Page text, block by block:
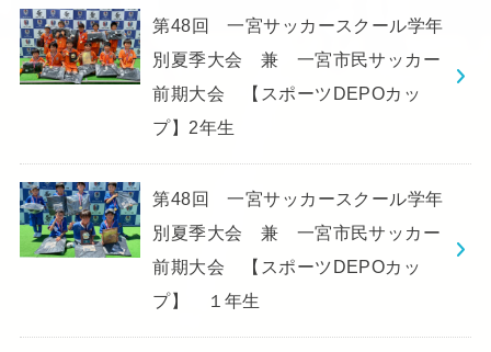
第48回 一宮サッカースクール学年
別夏季大会 兼 一宮市民サッカー
前期大会 【スポーツDEPOカッ
プ】2年生
第48回 一宮サッカースクール学年
別夏季大会 兼 一宮市民サッカー
前期大会 【スポーツDEPOカッ
プ】 １年生